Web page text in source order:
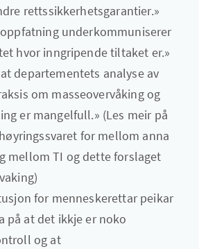
rettssikkerhetsgarantier.»
underkommuniserer
hvor inngripende tiltaket er.»
departementets analyse av
om masseovervåking og
er mangelfull.» (Les meir på
for mellom anna
mellom TI og dette forslaget
for menneskerettar peikar
på at det ikkje er noko
og at